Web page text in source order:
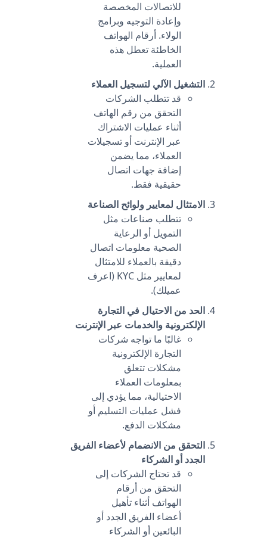
للاتصالات المخصصة
وإعادة التوجيه وبرامج
الولاء. أرقام الهواتف
الخاطئة تعطل هذه
العملية.
التشغيل الآلي لتسجيل العملاء
قد تتطلب الشركات
التحقق من رقم الهاتف
أثناء عمليات الاشتراك
عبر الإنترنت أو تسجيلات
العملاء، مما يضمن
إضافة جهات اتصال
حقيقية فقط.
الامتثال لمعايير ولوائح الصناعة
تتطلب صناعات مثل
التمويل أو الرعاية
الصحية معلومات اتصال
دقيقة بالعملاء للامتثال
لمعايير مثل KYC (اعرف
عميلك).
الحد من الاحتيال في التجارة
الإلكترونية والخدمات عبر الإنترنت
غالبًا ما تواجه شركات
التجارة الإلكترونية
مشكلات تتعلق
بمعلومات العملاء
الاحتيالية، مما يؤدي إلى
فشل عمليات التسليم أو
مشكلات الدفع.
التحقق من الانضمام لأعضاء الفريق
الجدد أو الشركاء
قد تحتاج الشركات إلى
التحقق من أرقام
الهواتف أثناء تأهيل
أعضاء الفريق الجدد أو
البائعين أو الشركاء